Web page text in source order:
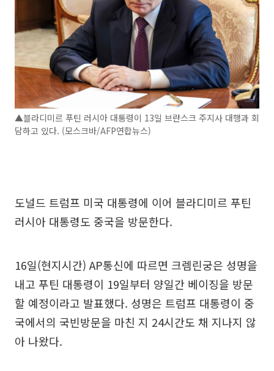
▲블라디미르 푸틴 러시아 대통령이 13일 브랸스크 주지사 대행과 회
담하고 있다. (모스크바/AFP연합뉴스)
도널드 트럼프 미국 대통령에 이어 블라디미르 푸틴
러시아 대통령도 중국을 방문한다.
16일(현지시간) AP통신에 따르면 크렘린궁은 성명을
내고 푸틴 대통령이 19일부터 양일간 베이징을 방문
할 예정이라고 발표했다. 성명은 트럼프 대통령이 중
국에서의 국빈방문을 마친 지 24시간도 채 지나지 않
아 나왔다.